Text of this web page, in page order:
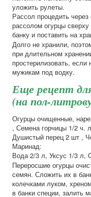
уложить рулеты.
Рассол процедить через
рассолом огурцы
банку и поставить на
Долго не хранили,
при длительном
простерилизовать, если
мужикам под водку.
Еще рецепт
(на пол-
Огурцы очищенные,
, Семена горчицы 1/2 ч.
Душистый перец 2 шт ,
Маринад:
Вода 2/3 л, Уксус 1/3 л,
Переросшие огурцы
семян. Сложить их в
колечками луком,
в банки специи, залить